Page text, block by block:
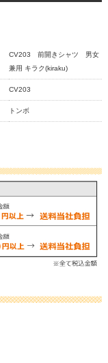
CV203 前開きシャツ 男女
兼用 キラク(kiraku)
CV203
トンボ